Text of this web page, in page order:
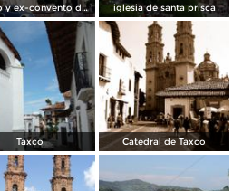
Templo y ex-convento de San Bernardino del siglo XVI. Taxco de Alarcón, Guerrero iglesia de santa prisca
Taxco Catedral de Taxco